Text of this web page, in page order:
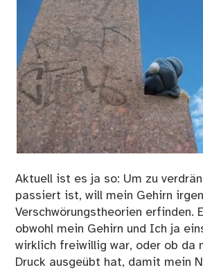
Aktuell ist es ja so: Um zu
passiert ist, will mein Gehirn
Verschwörungstheorien erfinden.
obwohl mein Gehirn und Ich ja
wirklich freiwillig war, oder ob da
Druck ausgeübt hat, damit mein